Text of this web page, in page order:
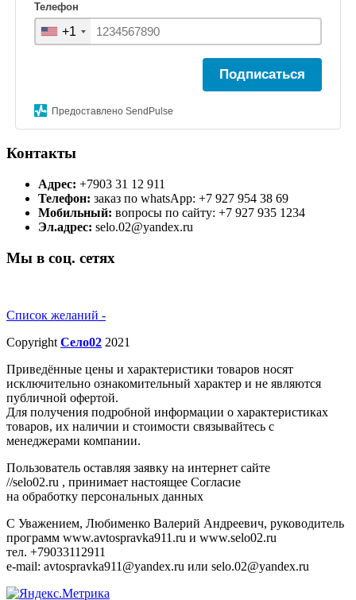
Телефон
+1
Подписаться
Предоставлено SendPulse
Контакты
Адрес: +7903 31 12 911
Телефон: заказ по whatsApp: +7 927 954 38 69
Мобильный: вопросы по сайту: +7 927 935 1234
Эл.адрес: selo.02@yandex.ru
Мы в соц. сетях
Список желаний -
Copyright Село02 2021
Приведённые цены и характеристики товаров носят
исключительно ознакомительный характер и не являются
публичной офертой.
Для получения подробной информации о характеристиках
товаров, их наличии и стоимости связывайтесь с
менеджерами компании.
Пользователь оставляя заявку на интернет сайте
//selo02.ru , принимает настоящее Согласие
на обработку персональных данных
С Уважением, Любименко Валерий Андреевич, руководитель
программ www.avtospravka911.ru и www.selo02.ru
тел. +79033112911
e-mail: avtospravka911@yandex.ru или selo.02@yandex.ru